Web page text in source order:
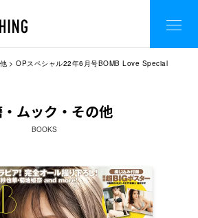
OPスペシャル22年6月号BOMB Love Special
ムック・その他
BOOKS